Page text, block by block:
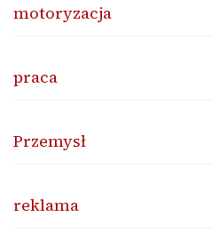
motoryzacja
praca
Przemysł
reklama